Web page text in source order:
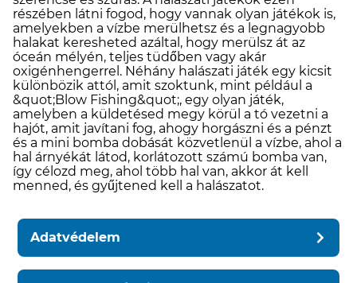
részében látni fogod, hogy vannak olyan játékok is,
amelyekben a vízbe merülhetsz és a legnagyobb
halakat keresheted azáltal, hogy merülsz át az
óceán mélyén, teljes tüdőben vagy akár
oxigénhengerrel. Néhány halászati ​​játék egy kicsit
különbözik attól, amit szoktunk, mint például a
&quot;Blow Fishing&quot;, egy olyan játék,
amelyben a küldetésed megy körül a tó vezetni a
hajót, amit javítani fog, ahogy horgászni és a pénzt
és a mini bomba dobását közvetlenül a vízbe, ahol a
hal árnyékát látod, korlátozott számú bomba van,
így célozd meg, ahol több hal van, akkor át kell
menned, és gyűjtened kell a halászatot.
Adatvédelem